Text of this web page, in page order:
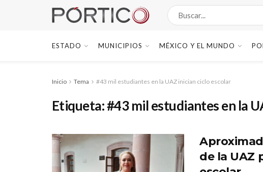
ESTADO MUNICIPIOS MÉXICO Y EL MUNDO
Inicio Tema #43 mil estudiantes en la UAZ inician ciclo escolar
Etiqueta:#43 mil estudiantes en la
de la UAZ